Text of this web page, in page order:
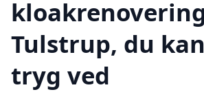
Tulstrup, du
tryg ved